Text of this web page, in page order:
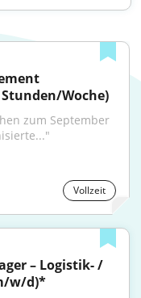
Woche)
zum September
Vollzeit
– Logistik- /
w/d)*